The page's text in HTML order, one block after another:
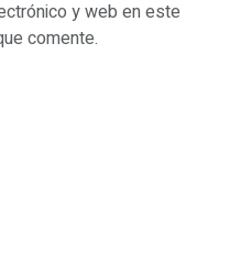
y web en este
comente.